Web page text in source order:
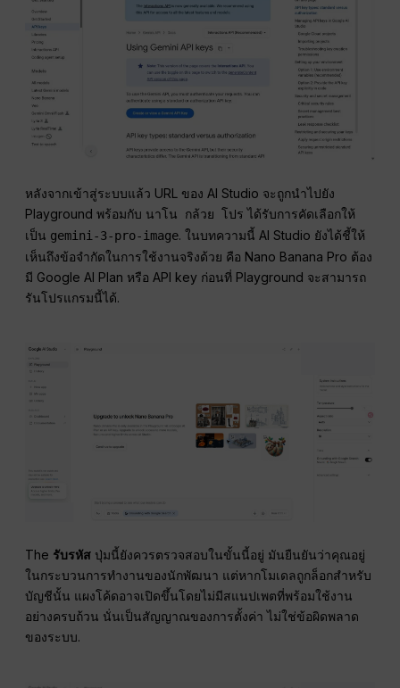
หลังจากเข้าสู่ระบบแล้ว URL ของ AI Studio จะถูกนำไปยัง
Playground พร้อมกับ นาโน กล้วย โปร ได้รับการคัดเลือกให้
เป็น gemini-3-pro-image. ในบทความนี้ AI Studio ยังได้ชี้ให้
เห็นถึงข้อจำกัดในการใช้งานจริงด้วย คือ Nano Banana Pro ต้อง
มี Google AI Plan หรือ API key ก่อนที่ Playground จะสามารถ
รันโปรแกรมนี้ได้.
The รับรหัส ปุ่มนี้ยังควรตรวจสอบในขั้นนี้อยู่ มันยืนยันว่าคุณอยู่
ในกระบวนการทำงานของนักพัฒนา แต่หากโมเดลถูกล็อกสำหรับ
บัญชีนั้น แผงโค้ดอาจเปิดขึ้นโดยไม่มีสแนปเพตที่พร้อมใช้งาน
อย่างครบถ้วน นั่นเป็นสัญญาณของการตั้งค่า ไม่ใช่ข้อผิดพลาด
ของระบบ.